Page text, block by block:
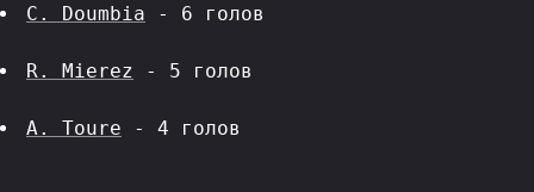
C. Doumbia - 6 голов
R. Mierez - 5 голов
A. Toure - 4 голов